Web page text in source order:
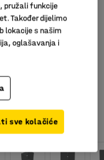
Slični proizvodi
pružali funkcije
Također dijelimo
lokacije s našim
oglašavanja i
sve kolačiće